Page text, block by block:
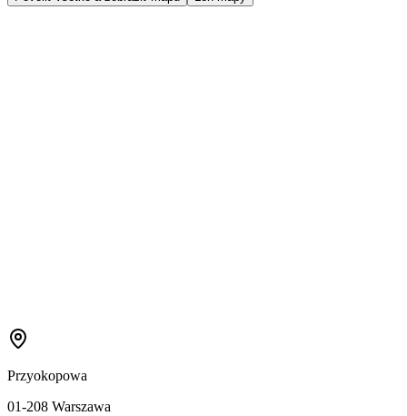
Przyokopowa
01-208 Warszawa